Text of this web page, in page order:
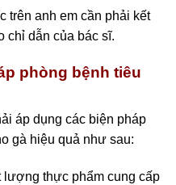
trên anh em cần phải kết
chỉ dẫn của bác sĩ.
phòng bệnh tiêu
áp dụng các biện pháp
gà hiệu quả như sau:
thực phẩm cung cấp